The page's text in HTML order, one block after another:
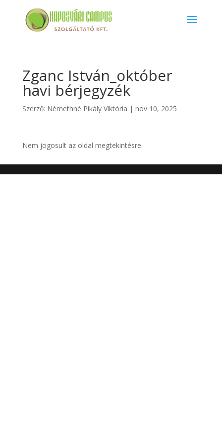
Zganc István_október
havi bérjegyzék
Szerző: Némethné Pikály Viktória | nov 10, 2025
Nem jogosult az oldal megtekintésre.